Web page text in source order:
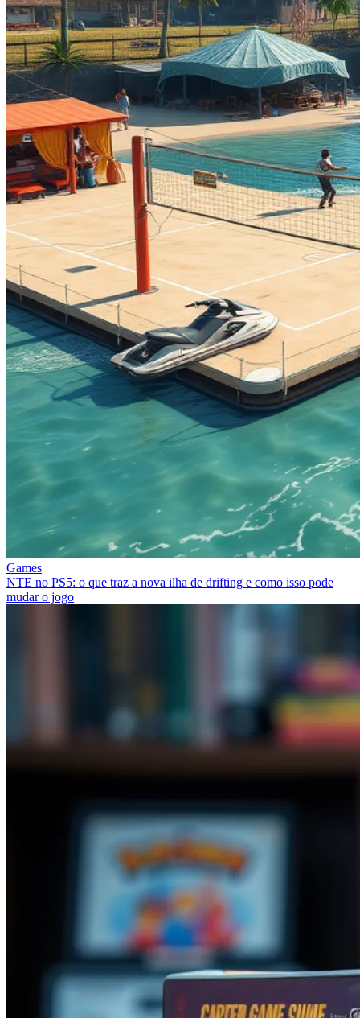
Games
NTE no PS5: o que traz a nova ilha de drifting e como isso pode
mudar o jogo